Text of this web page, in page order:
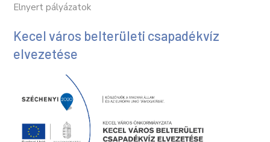
Elnyert pályázatok
Kecel város belterületi csapadékvíz
elvezetése